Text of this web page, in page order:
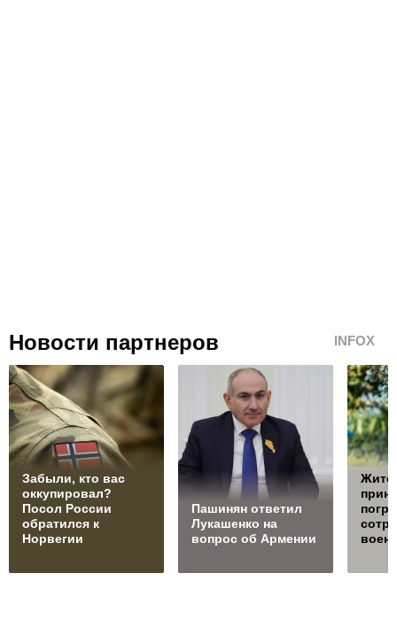
Новости партнеров INFOX
Забыли, кто вас
оккупировал?
Посол России
обратился к
Норвегии
Пашинян ответил
Лукашенко на
вопрос об Армении